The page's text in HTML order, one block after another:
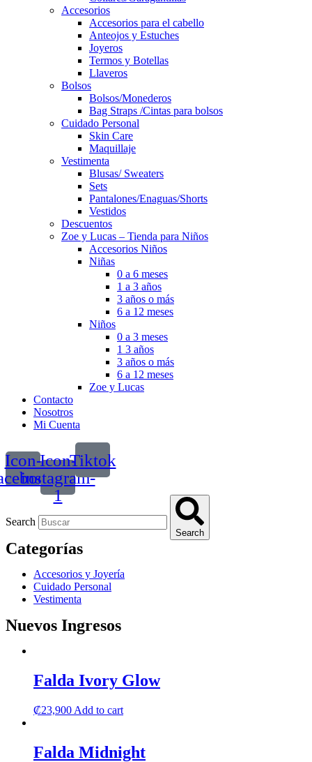
Accesorios
Accesorios para el cabello
Anteojos y Estuches
Joyeros
Termos y Botellas
Llaveros
Bolsos
Bolsos/Monederos
Bag Straps /Cintas para bolsos
Cuidado Personal
Skin Care
Maquillaje
Vestimenta
Blusas/ Sweaters
Sets
Pantalones/Enaguas/Shorts
Vestidos
Descuentos
Zoe y Lucas – Tienda para Niños
Accesorios Niños
Niñas
0 a 6 meses
1 a 3 años
3 años o más
6 a 12 meses
Niños
0 a 3 meses
1 3 años
3 años o más
6 a 12 meses
Zoe y Lucas
Contacto
Nosotros
Mi Cuenta
Icon-Icon-
instagram-
1
Tiktok
Search
Search
Categorías
Accesorios y Joyería
Cuidado Personal
Vestimenta
Nuevos Ingresos
Falda Ivory Glow
₡23,900 Add to cart
Falda Midnight